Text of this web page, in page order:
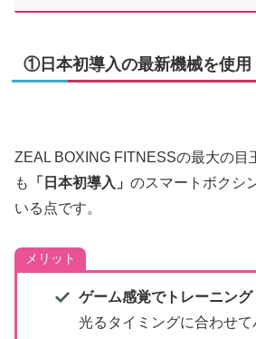
①日本初導入の最新機械を使用
ZEAL BOXING FITNESSの最大の目
も
「日本初導入」 のスマートボクシ
いる点です。
メリット
ゲーム感覚でトレーニング
光るタイミングに合わせ